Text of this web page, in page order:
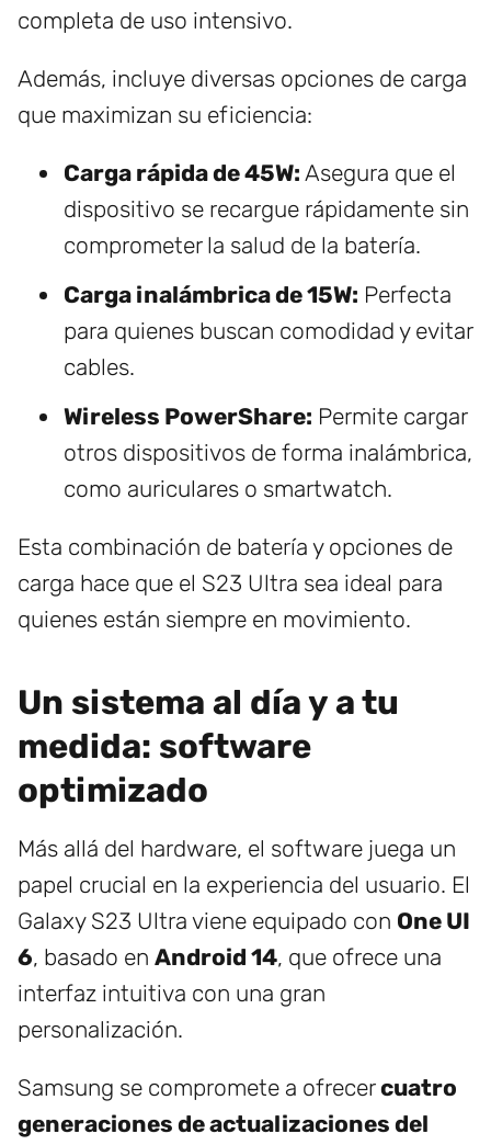
completa de uso intensivo.
Además, incluye diversas opciones de carga
que maximizan su eficiencia:
Carga rápida de 45W: Asegura que el
dispositivo se recargue rápidamente sin
comprometer la salud de la batería.
Carga inalámbrica de 15W: Perfecta
para quienes buscan comodidad y evitar
cables.
Wireless PowerShare: Permite cargar
otros dispositivos de forma inalámbrica,
como auriculares o smartwatch.
Esta combinación de batería y opciones de
carga hace que el S23 Ultra sea ideal para
quienes están siempre en movimiento.
Un sistema al día y a tu
medida: software
optimizado
Más allá del hardware, el software juega un
papel crucial en la experiencia del usuario. El
Galaxy S23 Ultra viene equipado con One UI
6, basado en Android 14, que ofrece una
interfaz intuitiva con una gran
personalización.
Samsung se compromete a ofrecercuatro
generaciones de actualizaciones del